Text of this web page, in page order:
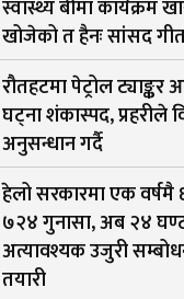
स्वास्थ्य बीमा कार्यक्रम
खोजेको त हैनः सांसद
रौतहटमा पेट्रोल ट्याङ्कर
घट्ना शंकास्पद, प्रहरीले
अनुसन्धान गर्दै
हेलो सरकारमा एक वर्षमै
७२४ गुनासा, अब २४
अत्यावश्यक उजुरी
तयारी